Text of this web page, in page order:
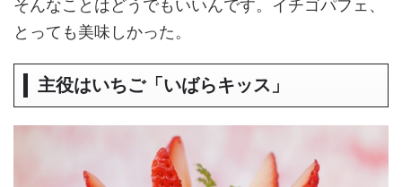
そんなことはどうでもいいんです。イチゴパフェ、
とっても美味しかった。
主役はいちご「いばらキッス」